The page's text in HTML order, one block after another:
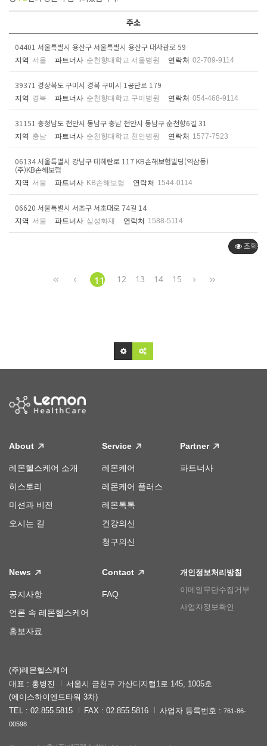
주소
04401 서울특별시 용산구 서울특별시 용산구 대사관로 59
지역 서울 파트너사 순천향대학교 서울병원 연락처 02-709-9114
39371 경상북도 구미시 경북 구미시 1공단로 179
지역 경북 파트너사 순천향대학교 구미병원 연락처 054-468-9114
31151 충청남도 천안시 동남구 충남 천안시 동남구 순천향6길 31
지역 충남 파트너사 순천향대학교 천안병원 연락처 1577-7523
06134 서울특별시 강남구 테헤란로 117 KB손해보험빌딩(역삼동)
(주)KB손해보험
지역 서울 파트너사 KB손해보험 연락처 1544-0114
06620 서울특별시 서초구 서초대로 74길 14
지역 서울 파트너사 삼성화재 연락처 1588-5114
조회순
11 12 13 14 15
About
레몬헬스케어 소개
히스토리
미션과 비전
오시는 길
Service
레몬케어
레몬케어 플러스
레몬톡톡
건강의신
청구의신
Partner
파트너사
News
공지사항
언론 속 레몬헬스케어
홍보자료
Contact
FAQ
개인정보처리방침
이메일무단수집거부
사업자정보확인
(주)레몬헬스케어
대표 : 홍병진
서울시 금천구 가산디지털1로 145, 1005호
(에이스하이엔드타워 3차)
TEL : 02.855.5815
FAX : 02.855.5816 사업자 등록번호 : 761-86-
00598